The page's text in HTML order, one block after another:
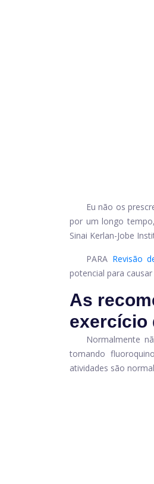
Eu não os
por um longo
Sinai Kerlan-Jobe
PARA Revisão
potencial para
As
exercício
Normalmente
tomando
atividades são